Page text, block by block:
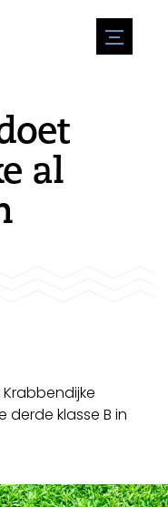
menu
al
derde klasse B in